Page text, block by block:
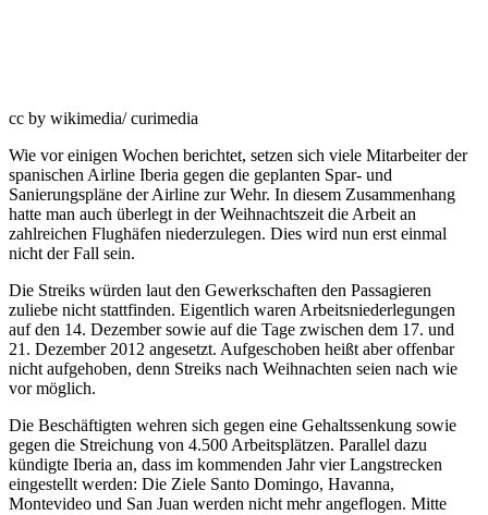
cc by wikimedia/ curimedia
Wie vor einigen Wochen berichtet, setzen sich viele Mitarbeiter der
spanischen Airline Iberia gegen die geplanten Spar- und
Sanierungspläne der Airline zur Wehr. In diesem Zusammenhang
hatte man auch überlegt in der Weihnachtszeit die Arbeit an
zahlreichen Flughäfen niederzulegen. Dies wird nun erst einmal
nicht der Fall sein.
Die Streiks würden laut den Gewerkschaften den Passagieren
zuliebe nicht stattfinden. Eigentlich waren Arbeitsniederlegungen
auf den 14. Dezember sowie auf die Tage zwischen dem 17. und
21. Dezember 2012 angesetzt. Aufgeschoben heißt aber offenbar
nicht aufgehoben, denn Streiks nach Weihnachten seien nach wie
vor möglich.
Die Beschäftigten wehren sich gegen eine Gehaltssenkung sowie
gegen die Streichung von 4.500 Arbeitsplätzen. Parallel dazu
kündigte Iberia an, dass im kommenden Jahr vier Langstrecken
eingestellt werden: Die Ziele Santo Domingo, Havanna,
Montevideo und San Juan werden nicht mehr angeflogen. Mitte